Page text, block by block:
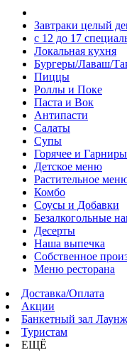
Завтраки целый
с 12 до 17
Локальная кухня
Бургеры/Лаваш/
Пиццы
Роллы и Поке
Паста и Вок
Антипасти
Салаты
Супы
Горячее и Гарниры
Детское меню
Растительное
Комбо
Соусы и Добавки
Безалкогольные
Десерты
Наша выпечка
Собственное
Меню ресторана
Доставка/Оплата
Акции
Банкетный зал Лаунж
Туристам
ЕЩЁ